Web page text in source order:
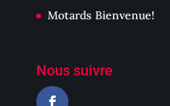
Motards Bienvenue!
Nous suivre